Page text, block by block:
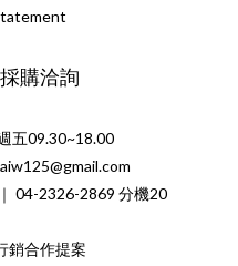
購洽詢
五09.30~18.00
04-2326-2869 分機20
銷合作提案